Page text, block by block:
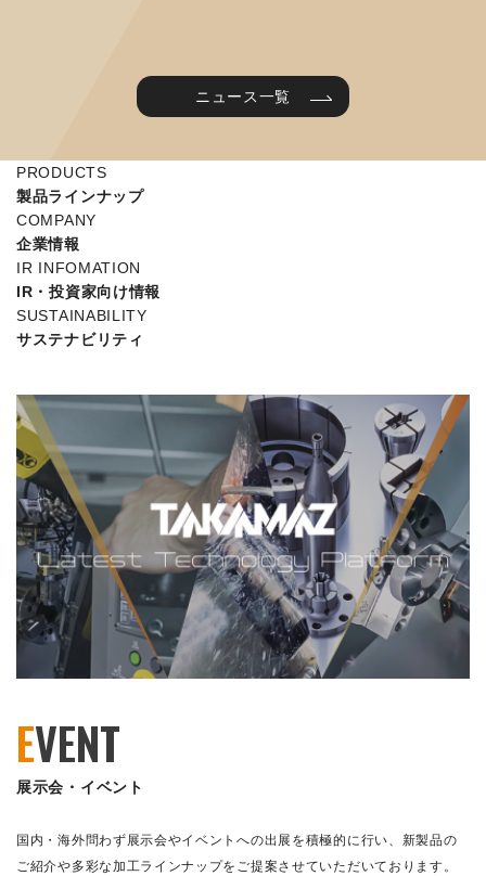
ニュース一覧
PRODUCTS
製品ラインナップ
COMPANY
企業情報
IR INFOMATION
IR・投資家向け情報
SUSTAINABILITY
サステナビリティ
EVENT
展示会・イベント
国内・海外問わず展示会やイベントへの出展を積極的に行い、新製品の
ご紹介や多彩な加工ラインナップをご提案させていただいております。